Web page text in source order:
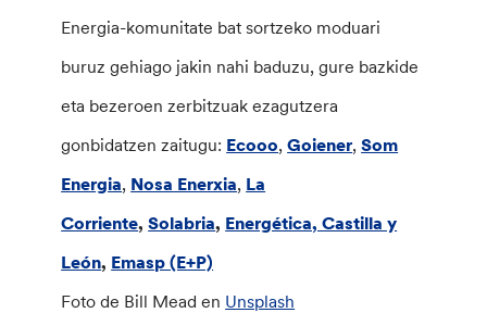
Energia-komunitate bat sortzeko moduari
buruz gehiago jakin nahi baduzu, gure bazkide
eta bezeroen zerbitzuak ezagutzera
gonbidatzen zaitugu: Ecooo,Goiener,Som
Energia, Nosa Enerxia, La
Corriente,Solabria, Energética, Castilla y
León, Emasp (E+P)
Foto de Bill Mead en Unsplash